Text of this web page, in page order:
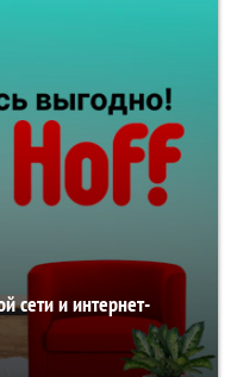
сети и интернет-